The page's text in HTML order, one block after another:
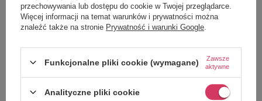
139,99 zł 110,00 zł
przechowywania lub dostępu do cookie w Twojej przeglądarce.
Więcej informacji na temat warunków i prywatności można
znaleźć także na stronie Prywatność i warunki Google
Funkcjonalne pliki cookie (wymagane)
Zawsze
aktywne
Analityczne pliki cookie